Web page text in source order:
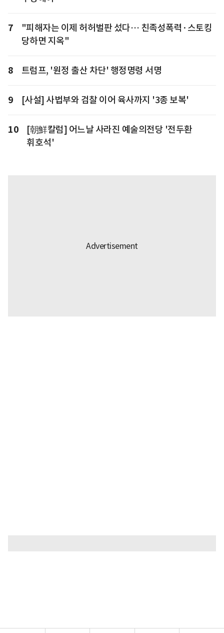
7
"피해자는 이제 허허벌판 섰다… 친족성폭력·스토킹
당하면 지옥"
8 트럼프, '원정 출산 차단' 행정명령 서명
9 [사설] 사법부와 검찰 이어 육사까지 '3종 보복'
10
[朝鮮칼럼] 어느날 사라진 예술의전당 '전두환
휘호석'